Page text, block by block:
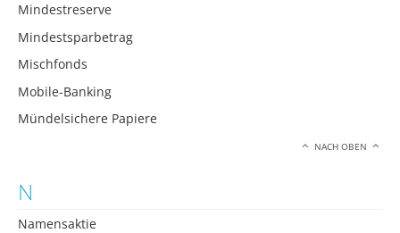
Mindestreserve
Mindestsparbetrag
Mischfonds
Mobile-Banking
Mündelsichere Papiere
NACH OBEN
N
Namensaktie